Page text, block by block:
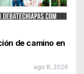
de camino en
ago 8, 2026